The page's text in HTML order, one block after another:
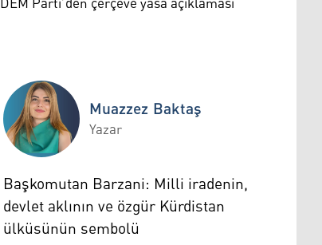
Muazzez Baktaş
Muazzez Baktaş
Yazar
Başkomutan Barzani: Milli iradenin,
devlet aklının ve özgür Kürdistan
ülküsünün sembolü